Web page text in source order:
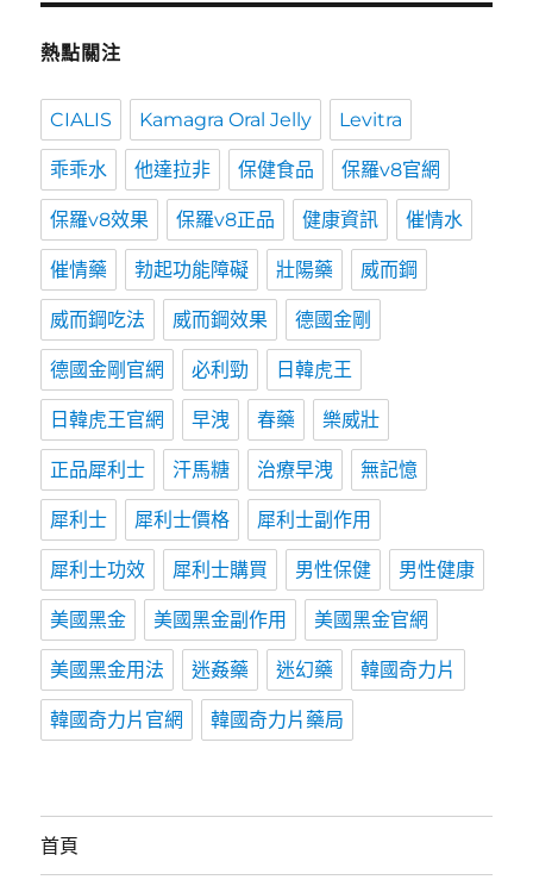
熱點關注
CIALIS Kamagra Oral Jelly Levitra
乖乖水 他達拉非 保健食品 保羅v8官網
保羅v8效果 保羅v8正品 健康資訊 催情水
催情藥 勃起功能障礙 壯陽藥 威而鋼
威而鋼吃法 威而鋼效果 德國金剛
德國金剛官網 必利勁 日韓虎王
日韓虎王官網 早洩 春藥 樂威壯
正品犀利士 汗馬糖 治療早洩 無記憶
犀利士 犀利士價格 犀利士副作用
犀利士功效 犀利士購買 男性保健 男性健康
美國黑金 美國黑金副作用 美國黑金官網
美國黑金用法 迷姦藥 迷幻藥 韓國奇力片
韓國奇力片官網 韓國奇力片藥局
首頁